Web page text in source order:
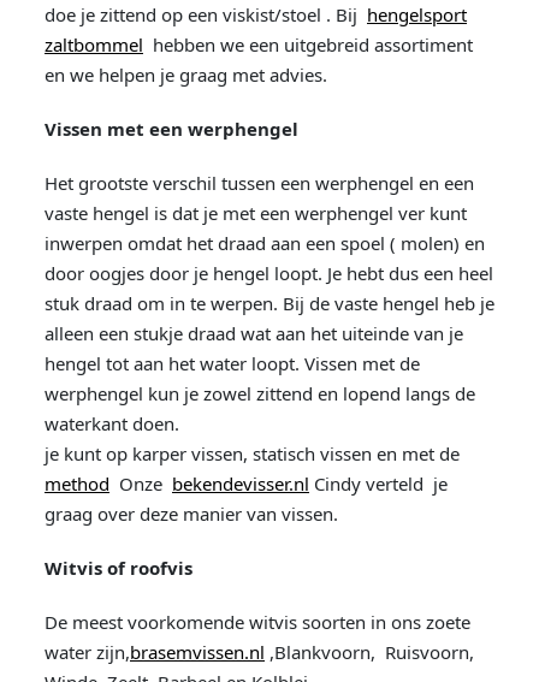
doe je zittend op een viskist/stoel . Bij hengelsport
zaltbommel hebben we een uitgebreid assortiment
en we helpen je graag met advies.
Vissen met een werphengel
Het grootste verschil tussen een werphengel en een
vaste hengel is dat je met een werphengel ver kunt
inwerpen omdat het draad aan een spoel ( molen) en
door oogjes door je hengel loopt. Je hebt dus een heel
stuk draad om in te werpen. Bij de vaste hengel heb je
alleen een stukje draad wat aan het uiteinde van je
hengel tot aan het water loopt. Vissen met de
werphengel kun je zowel zittend en lopend langs de
waterkant doen.
je kunt op karper vissen, statisch vissen en met de
method Onze bekendevisser.nl Cindy verteld je
graag over deze manier van vissen.
Witvis of roofvis
De meest voorkomende witvis soorten in ons zoete
water zijn,brasemvissen.nl ,Blankvoorn, Ruisvoorn,